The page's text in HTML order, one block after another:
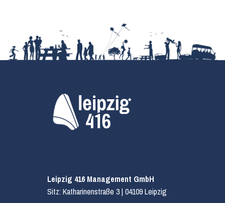
Leipzig 416 Management GmbH
Sitz: Katharinenstraße 3 | 04109 Leipzig